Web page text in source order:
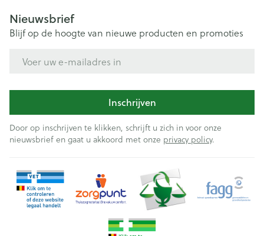
Nieuwsbrief
Blijf op de hoogte van nieuwe producten en promoties
Inschrijven
Door op inschrijven te klikken, schrijft u zich in voor onze
nieuwsbrief en gaat u akkoord met onze privacy policy.